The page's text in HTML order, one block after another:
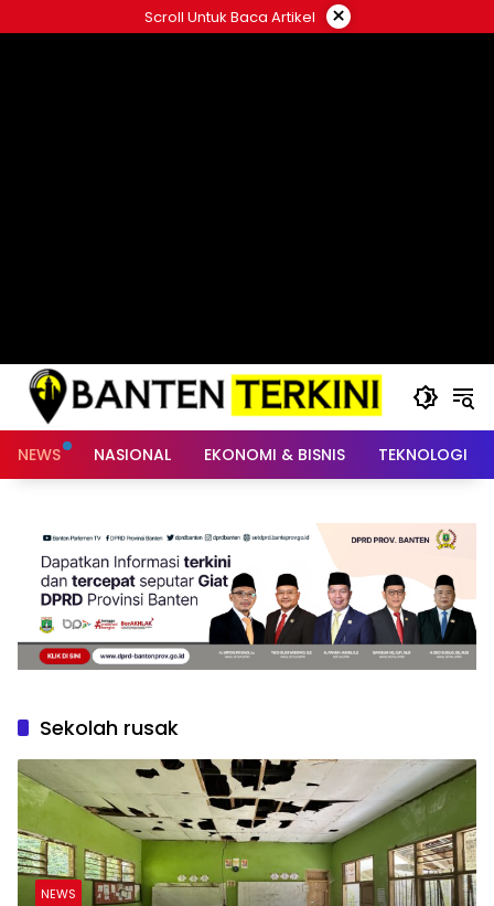
ke
Scroll Untuk Baca Artikel ×
NEWS NASIONAL EKONOMI & BISNIS TEKNOLOGI
Sekolah rusak
NEWS